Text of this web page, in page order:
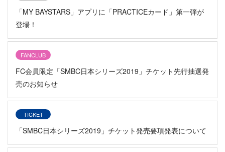
「MY BAYSTARS」アプリに「PRACTICEカード」第一弾が
登場！
FANCLUB
FC会員限定「SMBC日本シリーズ2019」チケット先行抽選発
売のお知らせ
TICKET
「SMBC日本シリーズ2019」チケット発売要項発表について